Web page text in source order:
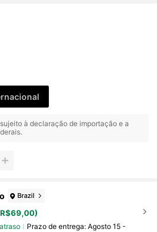
Unhas Acrílicas
à declaração de importação e a
Brazil
Prazo de entrega: Agosto 15 -